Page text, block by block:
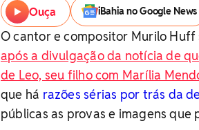
Ouça iBahia no Google News
O cantor e compositor Murilo Huff
após a divulgação da notícia de
de Leo, seu filho com Marília
que há razões sérias por trás da
públicas as provas e imagens que